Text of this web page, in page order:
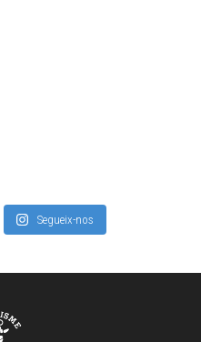
Segueix-nos